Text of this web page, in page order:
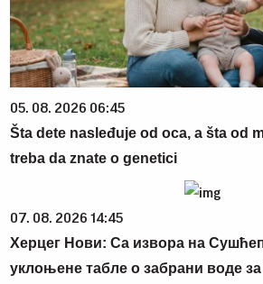
05. 08. 2026 06:45
Šta dete nasleđuje od oca, a šta od
treba da znate o genetici
07. 08. 2026 14:45
Херцег Нови: Са извора на
уклоњене табле о забрани воде